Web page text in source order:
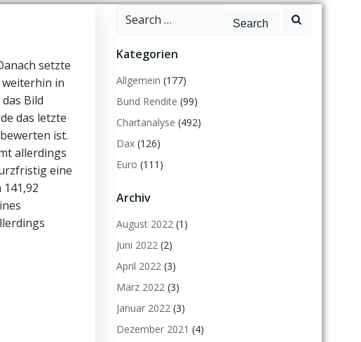
setzte
in
Bild
das letzte
ist.
allerdings
eine
Search
Kategorien
Allgemein (177)
Bund Rendite (99)
Chartanalyse (492)
Dax (126)
Euro (111)
Archiv
August 2022 (1)
Juni 2022 (2)
April 2022 (3)
März 2022 (3)
Januar 2022 (3)
Dezember 2021 (4)